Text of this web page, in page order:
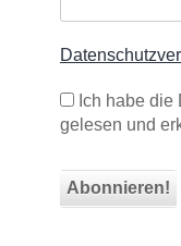
Ich habe
gelesen und